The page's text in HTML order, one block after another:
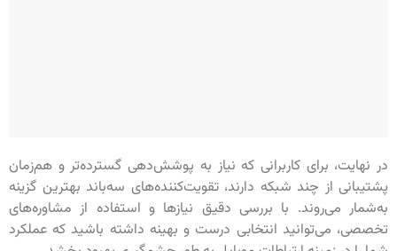
در نهایت، برای کاربرانی که نیاز به پوشش‌دهی گسترده‌تر و هم‌زمان
پشتیبانی از چند شبکه دارند، تقویت‌کننده‌های سه‌باند بهترین گزینه
به‌شمار می‌روند. با بررسی دقیق نیازها و استفاده از مشاوره‌های
تخصصی، می‌توانید انتخابی درست و بهینه داشته باشید که عملکرد